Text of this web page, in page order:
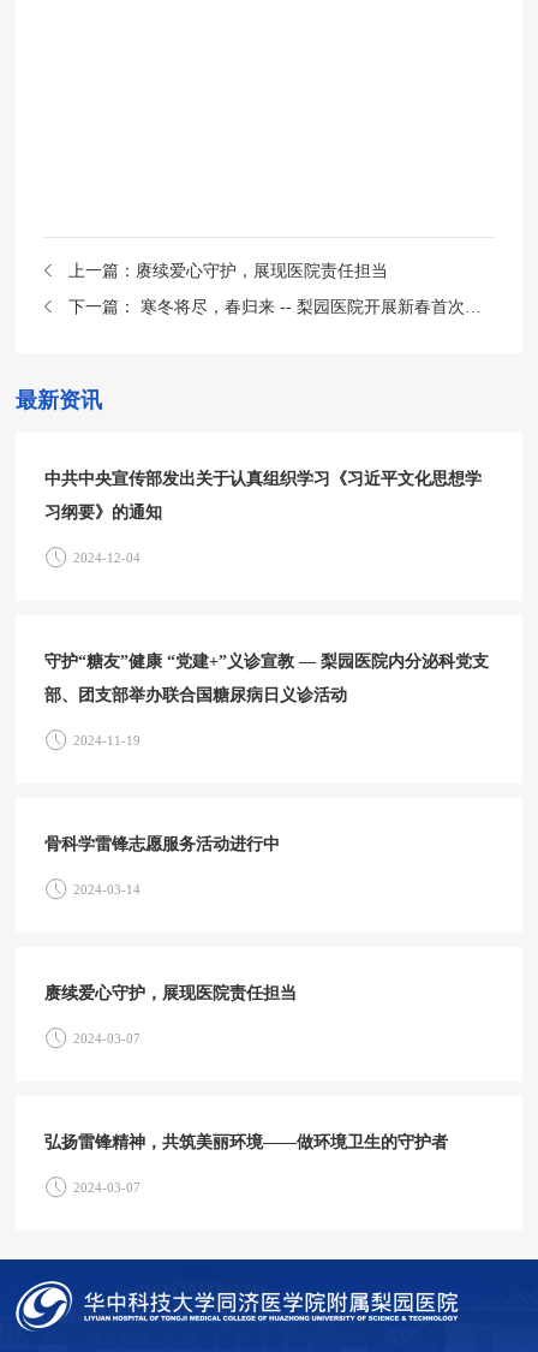
上一篇： 赓续爱心守护，展现医院责任担当
寒冬将尽，春归来 -- 梨园医院开展新春首次健康义诊活动
下一篇：
最新资讯
中共中央宣传部发出关于认真组织学习《习近平文化思想学
习纲要》的通知
2024-12-04
守护“糖友”健康 “党建+”义诊宣教 — 梨园医院内分泌科党支
部、团支部举办联合国糖尿病日义诊活动
2024-11-19
骨科学雷锋志愿服务活动进行中
2024-03-14
赓续爱心守护，展现医院责任担当
2024-03-07
弘扬雷锋精神，共筑美丽环境——做环境卫生的守护者
2024-03-07